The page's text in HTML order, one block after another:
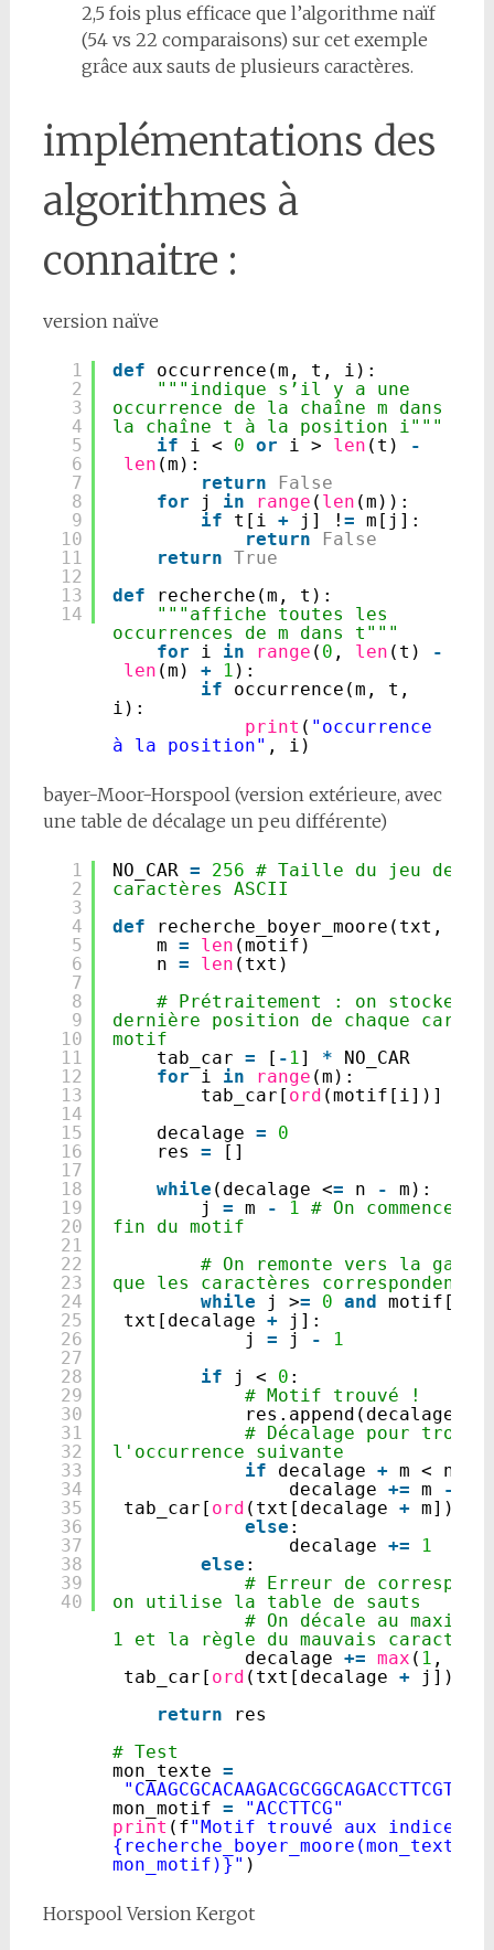
2,5 fois plus efficace que l’algorithme naïf
(54 vs 22 comparaisons) sur cet exemple
grâce aux sauts de plusieurs caractères.
implémentations des
algorithmes à
connaitre :
version naïve
1
2
3
4
5
6
7
8
9
10
11
12
13
14
def
occurrence(m, t, i):
"""indique s’il y a une
occurrence de la chaîne m dans
la chaîne t à la position i"""
if
i < 0 or i > len (t)
-
len (m):
return
False
for
j in range ( len (m)):
if
t[i + j] ! = m[j]:
return
False
return True
def
recherche(m, t):
"""affiche toutes les
occurrences de m dans t"""
for
i in range ( 0 , len (t)
-
len (m) + 1 ):
if
occurrence(m, t,
i):
print ( "occurrence
à la position" , i)
bayer-Moor-Horspool (version extérieure, avec
une table de décalage un peu différente)
1
2
3
4
5
6
7
8
9
10
11
12
13
14
15
16
17
18
19
20
21
22
23
24
25
26
27
28
29
30
31
32
33
34
35
36
37
38
39
40
NO_CAR = 256 # Taille du jeu de
caractères ASCII
def
recherche_boyer_moore(txt,
m = len (motif)
n = len (txt)
# Prétraitement : on stocke la
dernière position de chaque
motif
tab_car = [ - 1 ] *
NO_CAR
for
i in range (m):
tab_car[ ord (motif[i])]
decalage =
0
res =
[]
while (decalage <= n -
m):
j = m - 1
# On commence
fin du motif
# On remonte vers la
que les caractères correspondent
while
j >= 0 and motif[j]
txt[decalage +
j]:
j = j -
1
if
j < 0 :
# Motif trouvé !
res.append(decalage)
# Décalage pour
l'occurrence suivante
if
decalage + m < n:
decalage += m
-
tab_car[ ord (txt[decalage + m])]
else :
decalage +=
1
else :
# Erreur de
on utilise la table de sauts
# On décale au
1 et la règle du mauvais caractère
decalage += max ( 1 , j
tab_car[ ord (txt[decalage +
j])])
return
res
# Test
mon_texte =
mon_motif =
"ACCTTCG"
print (f"Motif trouvé aux indices :
{recherche_boyer_moore(mon_texte,
mon_motif)}" )
Horspool Version Kergot